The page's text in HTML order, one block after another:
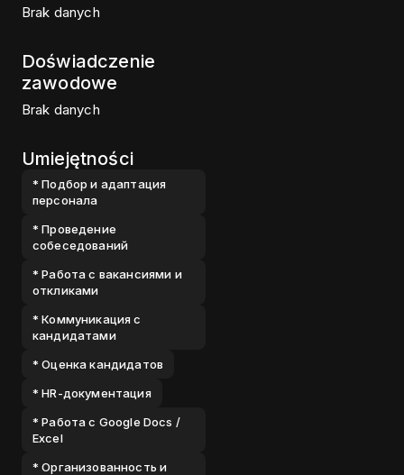
Brak danych
Doświadczenie
zawodowe
Brak danych
Umiejętności
* Подбор и адаптация
персонала
* Проведение
собеседований
* Работа с вакансиями и
откликами
* Коммуникация с
кандидатами
* Оценка кандидатов
* HR-документация
* Работа с Google Docs /
Excel
* Организованность и